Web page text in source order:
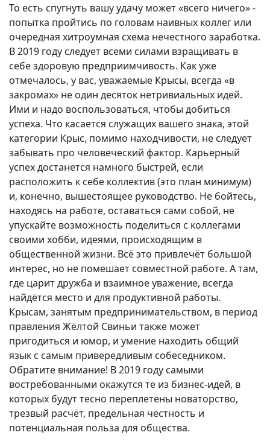
То есть спугнуть вашу удачу может «всего ничего» -
попытка пройтись по головам наивных коллег или
очередная хитроумная схема нечестного заработка.
В 2019 году следует всеми силами взращивать в
себе здоровую предприимчивость. Как уже
отмечалось, у вас, уважаемые Крысы, всегда «в
закромах» не один десяток нетривиальных идей.
Ими и надо воспользоваться, чтобы добиться
успеха. Что касается служащих вашего знака, этой
категории Крыс, помимо находчивости, не следует
забывать про человеческий фактор. Карьерный
успех достанется намного быстрей, если
расположить к себе коллектив (это план минимум)
и, конечно, вышестоящее руководство. Не бойтесь,
находясь на работе, оставаться сами собой, не
упускайте возможность поделиться с коллегами
своими хобби, идеями, происходящим в
общественной жизни. Всё это привлечёт большой
интерес, но не помешает совместной работе. А там,
где царит дружба и взаимное уважение, всегда
найдётся место и для продуктивной работы.
Крысам, занятым предпринимательством, в период
правления Жёлтой Свиньи также может
пригодиться и юмор, и умение находить общий
язык с самым привередливым собеседником.
Обратите внимание! В 2019 году самыми
востребованными окажутся те из бизнес-идей, в
которых будут тесно переплетены новаторство,
трезвый расчёт, предельная честность и
потенциальная польза для общества.